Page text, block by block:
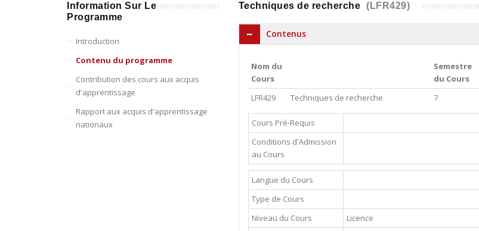
Information Sur Le
Programme
Introduction
Contenu du programme
Contribution des cours aux acquis
d'apprentissage
Rapport aux acquis d'apprentissage
nationaux
Techniques de recherche (LFR429)
Contenus
Nom du
Cours
Semestre
du Cours
LFR429
Techniques de recherche 7
Cours Pré-Requis
Conditions d'Admission
au Cours
Langue du Cours
Type de Cours
Niveau du Cours
Licence